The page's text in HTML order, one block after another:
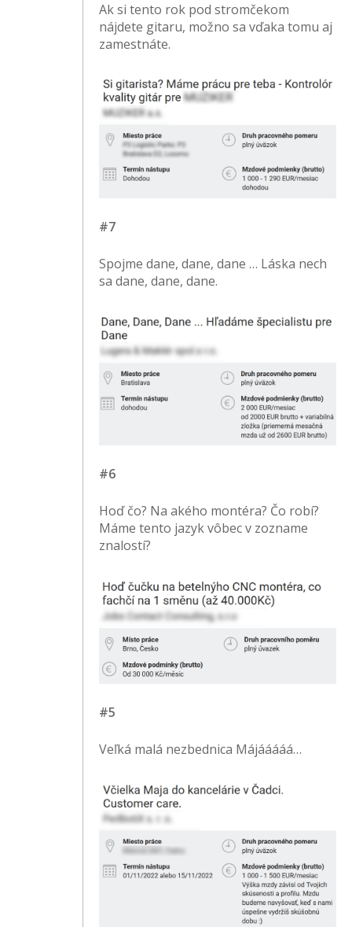
Ak si tento rok pod stromčekom
nájdete gitaru, možno sa vďaka tomu aj
zamestnáte.
#7
Spojme dane, dane, dane … Láska nech
sa dane, dane, dane.
#6
Hoď čo? Na akého montéra? Čo robí?
Máme tento jazyk vôbec v zozname
znalostí?
#5
Veľká malá nezbednica Májááááá…